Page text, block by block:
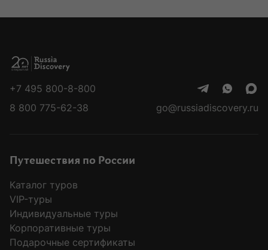
+7 495 800-8-800
8 800 775-62-38
go@russiadiscovery.ru
Путешествия по России
Каталог туров
VIP-туры
Индивидуальные туры
Корпоративные туры
Подарочные сертификаты